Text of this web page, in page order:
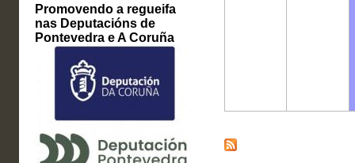
Promovendo a regueifa
nas Deputacións de
Pontevedra e A Coruña